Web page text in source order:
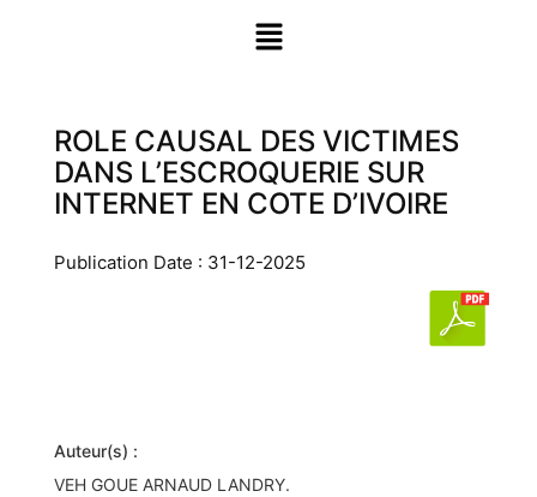
ROLE CAUSAL DES VICTIMES
DANS L’ESCROQUERIE SUR
INTERNET EN COTE D’IVOIRE
Publication Date : 31-12-2025
Auteur(s) :
VEH GOUE ARNAUD LANDRY.